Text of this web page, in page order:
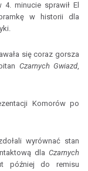
minucie sprawił El
w historii dla
się coraz gorsza
Czarnych Gwiazd,
Komorów po
wyrównać stan
dla Czarnych
później do remisu